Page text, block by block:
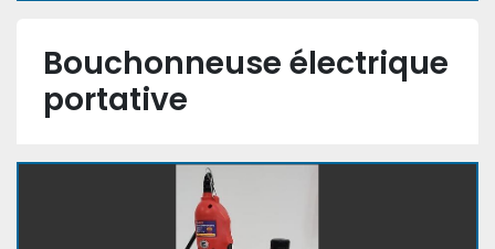
Bouchonneuse électrique
portative